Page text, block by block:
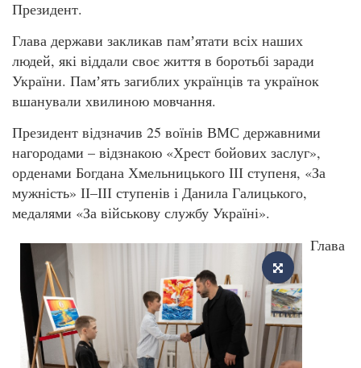
Президент.
Глава держави закликав памʼятати всіх наших
людей, які віддали своє життя в боротьбі заради
України. Памʼять загиблих українців та українок
вшанували хвилиною мовчання.
Президент відзначив 25 воїнів ВМС державними
нагородами – відзнакою «Хрест бойових заслуг»,
орденами Богдана Хмельницького ІІІ ступеня, «За
мужність» ІІ–ІІІ ступенів і Данила Галицького,
медалями «За військову службу Україні».
Глава